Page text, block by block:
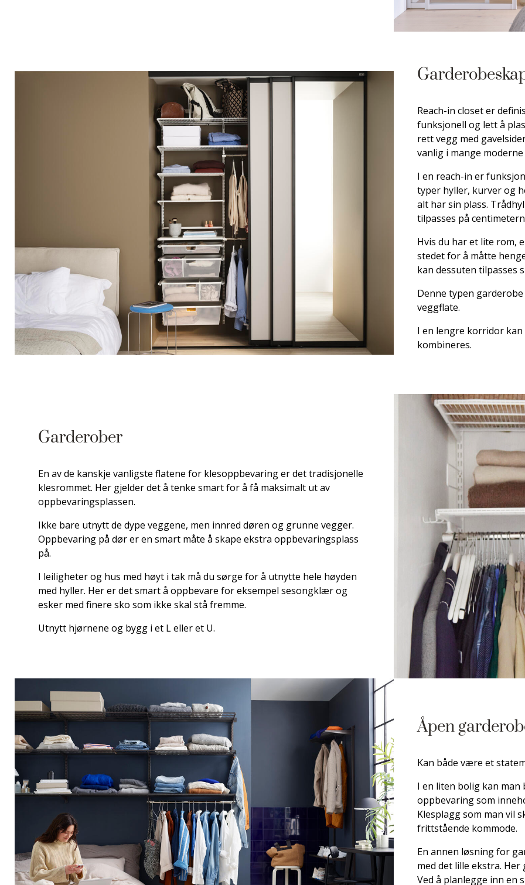
Reach-in closet er
funksjonell og lett å
rett vegg med
vanlig i mange moderne
I en reach-in er
typer hyller, kurver og
alt har sin plass.
tilpasses på
Hvis du har et lite rom,
stedet for å måtte
kan dessuten tilpasses
Denne typen
veggflate.
I en lengre korridor
kombineres.
Garderober
En av de kanskje vanligste flatene for klesoppbevaring er det tradisjonelle
klesrommet. Her gjelder det å tenke smart for å få maksimalt ut av
oppbevaringsplassen.
Ikke bare utnytt de dype veggene, men innred døren og grunne vegger.
Oppbevaring på dør er en smart måte å skape ekstra oppbevaringsplass
på.
I leiligheter og hus med høyt i tak må du sørge for å utnytte hele høyden
med hyller. Her er det smart å oppbevare for eksempel sesongklær og
esker med finere sko som ikke skal stå fremme.
Utnytt hjørnene og bygg i et L eller et U.
Åpen
Kan både være et
I en liten bolig kan man
oppbevaring som
Klesplagg som man vil
frittstående kommode.
En annen løsning for
med det lille ekstra.
Ved å planlegge inn en